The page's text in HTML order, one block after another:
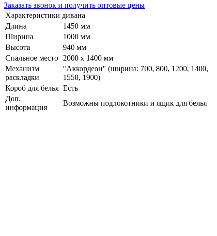
Заказать звонок и получить оптовые цены
Характеристики дивана
Длина
1450 мм
Ширина
1000 мм
Высота
940 мм
Спальное место
2000 х 1400 мм
Механизм
раскладки
"Аккордеон" (ширина: 700, 800, 1200, 1400,
1550, 1900)
Короб для белья Есть
Доп.
информация
Возможны подлокотники и ящик для белья